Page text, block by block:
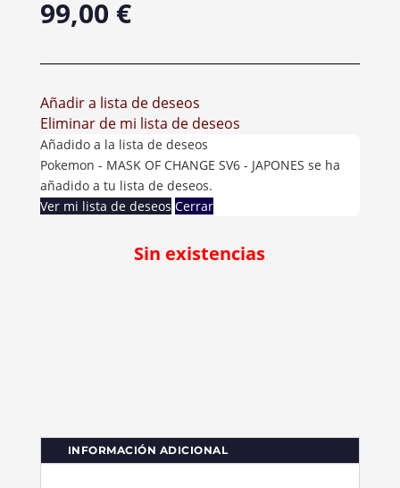
99,00 €
Añadir a lista de deseos
Eliminar de mi lista de deseos
Añadido a la lista de deseos
Pokemon - MASK OF CHANGE SV6 - JAPONES se ha
añadido a tu lista de deseos.
Ver mi lista de deseos Cerrar
Sin existencias
INFORMACIÓN ADICIONAL